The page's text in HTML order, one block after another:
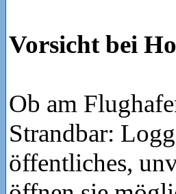
Vorsicht bei
Ob am
Strandbar:
öffentliches,